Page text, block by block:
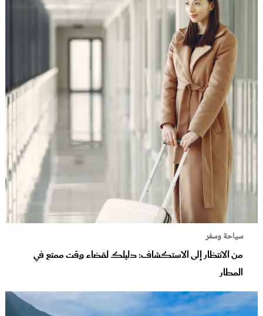
سياحة وسفر
من الانتظار إلى الاستكشاف: دليلك لقضاء وقت ممتع في
المطار